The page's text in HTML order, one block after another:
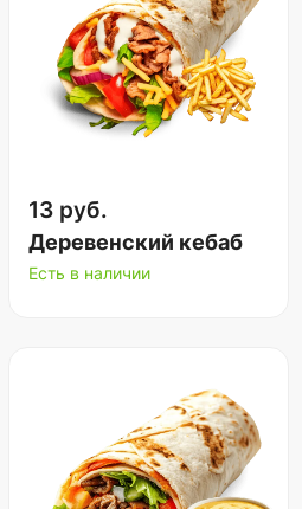
13 руб.
Деревенский кебаб
Есть в наличии